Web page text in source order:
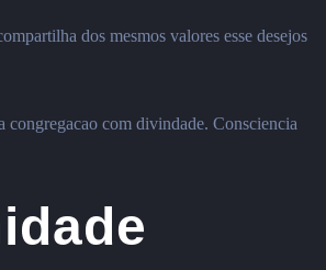
dos mesmos valores esse desejos
congregacao com divindade. Consciencia